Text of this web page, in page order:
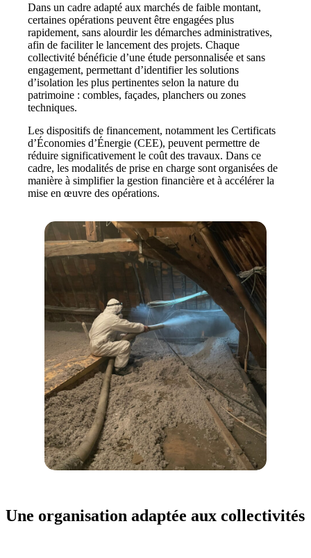
Dans un cadre adapté aux marchés de faible montant,
certaines opérations peuvent être engagées plus
rapidement, sans alourdir les démarches administratives,
afin de faciliter le lancement des projets. Chaque
collectivité bénéficie d’une étude personnalisée et sans
engagement, permettant d’identifier les solutions
d’isolation les plus pertinentes selon la nature du
patrimoine : combles, façades, planchers ou zones
techniques.
Les dispositifs de financement, notamment les Certificats
d’Économies d’Énergie (CEE), peuvent permettre de
réduire significativement le coût des travaux. Dans ce
cadre, les modalités de prise en charge sont organisées de
manière à simplifier la gestion financière et à accélérer la
mise en œuvre des opérations.
Une organisation adaptée aux collectivités